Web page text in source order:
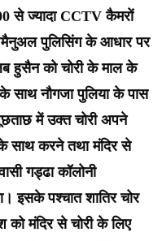
से ज्यादा CCTV कैमरों
मैनुअल पुलिसिंग के आधार पर
हुसैन को चोरी के माल के
साथ नौगजा पुलिया के पास
में उक्त चोरी अपने
के साथ करने तथा मंदिर से
गड्ढा कॉलोनी
इसके पश्चात शातिर चोर
को मंदिर से चोरी के लिए